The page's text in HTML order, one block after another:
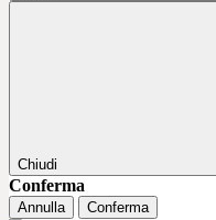
Chiudi
Conferma
Annulla Conferma